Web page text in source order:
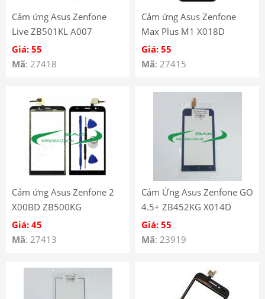
Cảm ứng Asus Zenfone
Live ZB501KL A007
Giá: 55
Mã: 27418
Cảm ứng Asus Zenfone
Max Plus M1 X018D
ZB570TL
Giá: 55
Mã: 27415
Cảm ứng Asus Zenfone 2
X00BD ZB500KG
Giá: 45
Mã: 27413
Cảm Ứng Asus Zenfone GO
4.5+ ZB452KG X014D
Giá: 55
Mã: 23919